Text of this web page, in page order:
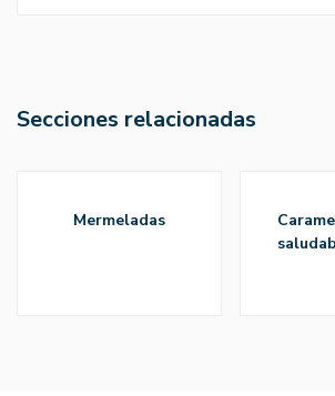
Secciones relacionadas
mermeladas
caramelos